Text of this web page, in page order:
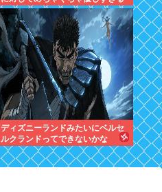
✨✨
ディズニーランドみたいにベルセ
ルクランドってできないかな